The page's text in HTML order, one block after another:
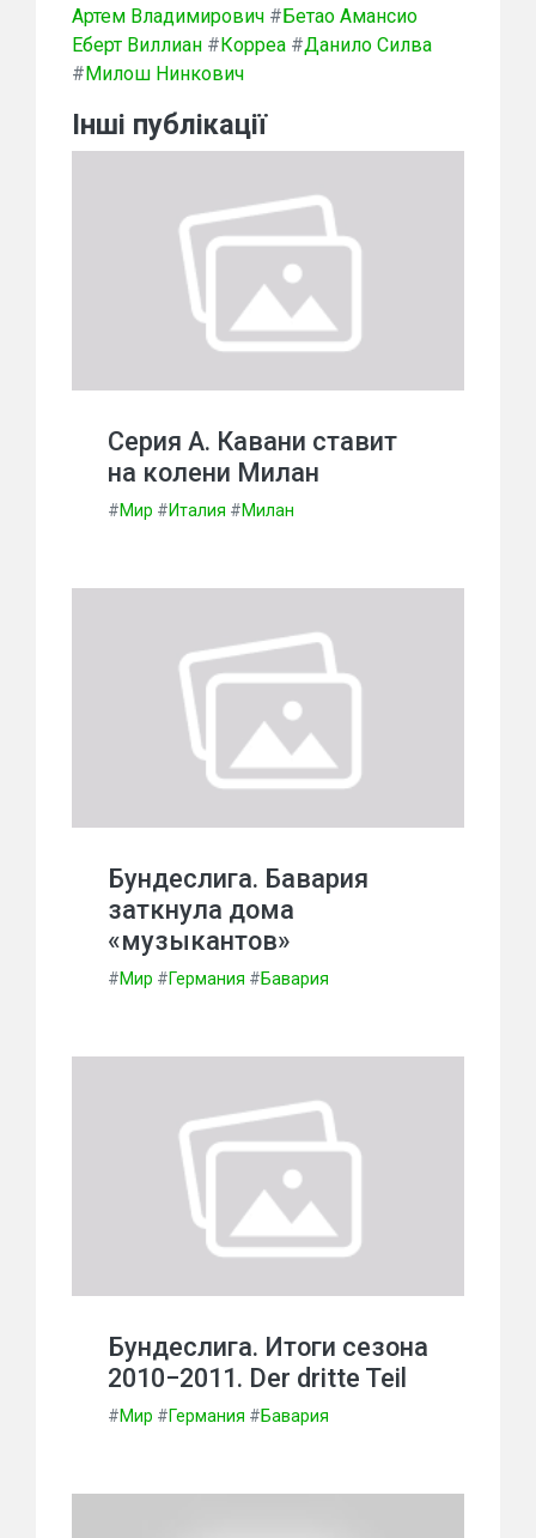
Артем Владимирович #Бетао Амансио
Еберт Виллиан #Корреа #Данило Силва
#Милош Нинкович
Інші публікації
Серия А. Кавани ставит
на колени Милан
#Мир #Италия #Милан
Бундеслига. Бавария
заткнула дома
«музыкантов»
#Мир #Германия #Бавария
Бундеслига. Итоги сезона
2010−2011. Der dritte Teil
#Мир #Германия #Бавария